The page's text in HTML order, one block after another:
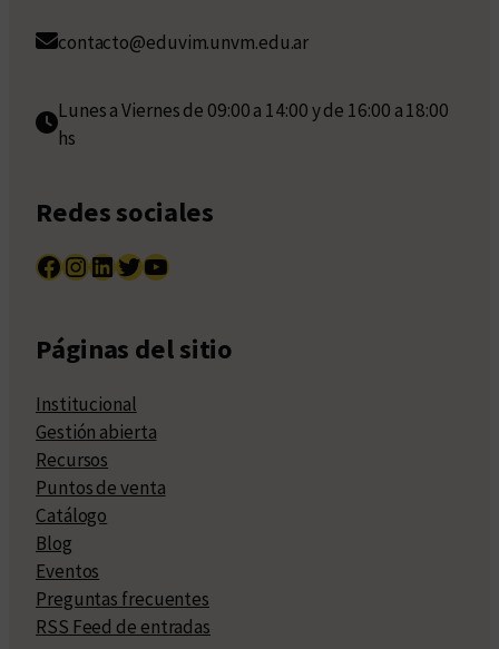
contacto@eduvim.unvm.edu.ar
Lunes a Viernes de 09:00 a 14:00 y de 16:00 a 18:00
hs
Redes sociales
Facebook InstagramLinkedIn Twitter YouTube
Páginas del sitio
Institucional
Gestión abierta
Recursos
Puntos de venta
Catálogo
Blog
Eventos
Preguntas frecuentes
RSS Feed de entradas